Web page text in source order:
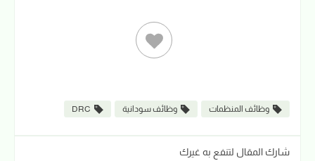
وظائف المنظمات وظائف سودانية DRC
شارك المقال لتنفع به غيرك